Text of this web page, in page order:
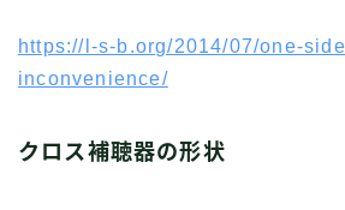
https://l-s-b.org/2014/07/one-
inconvenience/
クロス補聴器の形状